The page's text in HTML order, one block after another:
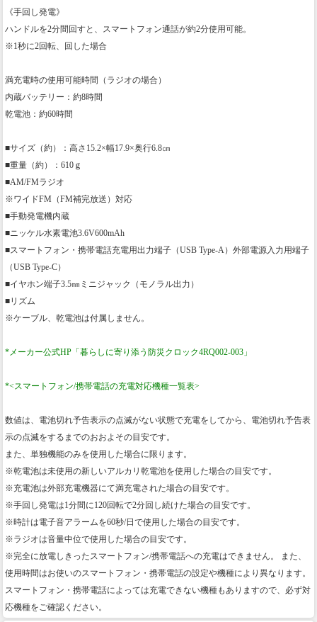
《手回し発電》
ハンドルを2分間回すと、スマートフォン通話が約2分使用可能。
※1秒に2回転、回した場合
満充電時の使用可能時間（ラジオの場合）
内蔵バッテリー：約8時間
乾電池：約60時間
■サイズ（約）：高さ15.2×幅17.9×奥行6.8㎝
■重量（約）：610ｇ
■AM/FMラジオ
※ワイドFM（FM補完放送）対応
■手動発電機内蔵
■ニッケル水素電池3.6V600mAh
■スマートフォン・携帯電話充電用出力端子（USB Type-A）外部電源入力用端子
（USB Type-C）
■イヤホン端子3.5㎜ミニジャック（モノラル出力）
■リズム
※ケーブル、乾電池は付属しません。
*メーカー公式HP「暮らしに寄り添う防災クロック4RQ002-003」
*<スマートフォン/携帯電話の充電対応機種一覧表>
数値は、電池切れ予告表示の点滅がない状態で充電をしてから、電池切れ予告表
示の点滅をするまでのおおよその目安です。
また、単独機能のみを使用した場合に限ります。
※乾電池は未使用の新しいアルカリ乾電池を使用した場合の目安です。
※充電池は外部充電機器にて満充電された場合の目安です。
※手回し発電は1分間に120回転で2分回し続けた場合の目安です。
※時計は電子音アラームを60秒/日で使用した場合の目安です。
※ラジオは音量中位で使用した場合の目安です。
※完全に放電しきったスマートフォン/携帯電話への充電はできません。 また、
使用時間はお使いのスマートフォン・携帯電話の設定や機種により異なります。
スマートフォン・携帯電話によっては充電できない機種もありますので、必ず対
応機種をご確認ください。